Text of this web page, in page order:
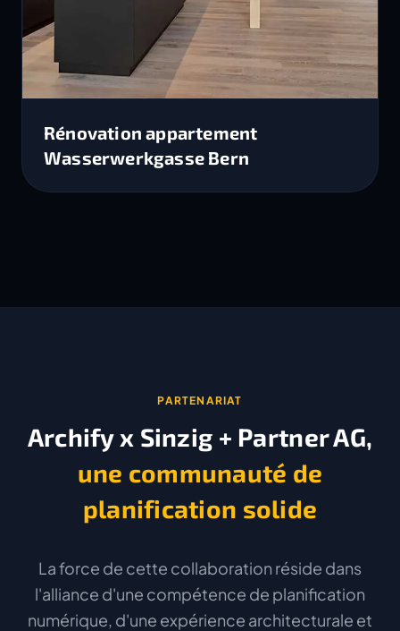
Rénovation appartement
Wasserwerkgasse Bern
PARTENARIAT
Archify x Sinzig + Partner AG,
une communauté de
planification solide
La force de cette collaboration réside dans
l'alliance d'une compétence de planification
numérique, d'une expérience architecturale et